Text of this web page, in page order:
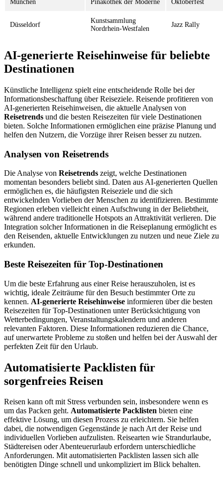
München Pinakothek der Moderne Oktoberfest
Düsseldorf
Kunstsammlung
Nordrhein-Westfalen
Jazz Rally
AI-generierte Reisehinweise für beliebte
Destinationen
Künstliche Intelligenz spielt eine entscheidende Rolle bei der
Informationsbeschaffung über Reiseziele. Reisende profitieren von
AI-generierten Reisehinweisen, die aktuelle Analysen von
Reisetrends und die besten Reisezeiten für viele Destinationen
bieten. Solche Informationen ermöglichen eine präzise Planung und
helfen den Nutzern, die Vorzüge ihrer Reisen besser zu nutzen.
Analysen von Reisetrends
Die Analyse von Reisetrends zeigt, welche Destinationen
momentan besonders beliebt sind. Daten aus AI-generierten Quellen
ermöglichen es, die häufigsten Reiseziele und die sich
entwickelnden Vorlieben der Menschen zu identifizieren. Bestimmte
Regionen erleben vielleicht einen Aufschwung in der Beliebtheit,
während andere traditionelle Hotspots an Attraktivität verlieren. Die
Integration solcher Informationen in die Reiseplanung ermöglicht es
den Reisenden, aktuelle Entwicklungen zu nutzen und neue Ziele zu
erkunden.
Beste Reisezeiten für Top-Destinationen
Um die beste Erfahrung aus einer Reise herauszuholen, ist es
wichtig, ideale Zeiträume für den Besuch bestimmter Orte zu
kennen. AI-generierte Reisehinweise informieren über die besten
Reisezeiten für Top-Destinationen unter Berücksichtigung von
Wetterbedingungen, Veranstaltungskalendern und anderen
relevanten Faktoren. Diese Informationen reduzieren die Chance,
auf unerwartete Probleme zu stoßen und helfen bei der Auswahl der
perfekten Zeit für den Urlaub.
Automatisierte Packlisten für
sorgenfreies Reisen
Reisen kann oft mit Stress verbunden sein, insbesondere wenn es
um das Packen geht. Automatisierte Packlisten bieten eine
effektive Lösung, um diesen Prozess zu erleichtern. Sie helfen
dabei, die notwendigen Gegenstände je nach Art der Reise und
individuellen Vorlieben aufzulisten. Reisearten wie Strandurlaube,
Städtereisen oder Abenteuerurlaub erfordern unterschiedliche
Anforderungen. Mit automatisierten Packlisten lassen sich alle
benötigten Dinge schnell und unkompliziert im Blick behalten.